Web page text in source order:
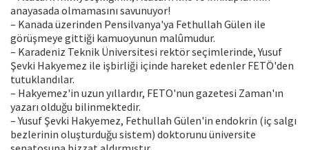
anayasada olmamasını savunuyor!
– Kanada üzerinden Pensilvanya'ya Fethullah Gülen ile
görüşmeye gittiği kamuoyunun malûmudur.
– Karadeniz Teknik Üniversitesi rektör seçimlerinde, Yusuf
Şevki Hakyemez ile işbirliği içinde hareket edenler FETÖ'den
tutuklandılar.
– Hakyemez'in uzun yıllardır, FETO'nun gazetesi Zaman'ın
yazarı olduğu bilinmektedir.
– Yusuf Şevki Hakyemez, Fethullah Gülen'in endokrin (iç salgı
bezlerinin oluşturduğu sistem) doktorunu üniversite